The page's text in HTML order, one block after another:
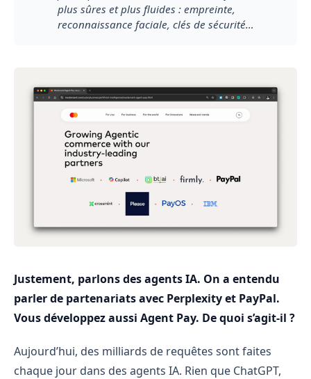
plus sûres et plus fluides : empreinte,
reconnaissance faciale, clés de sécurité…
Justement, parlons des agents IA. On a entendu
parler de partenariats avec Perplexity et PayPal.
Vous développez aussi Agent Pay. De quoi s’agit-il ?
Aujourd’hui, des milliards de requêtes sont faites
chaque jour dans des agents IA. Rien que ChatGPT,